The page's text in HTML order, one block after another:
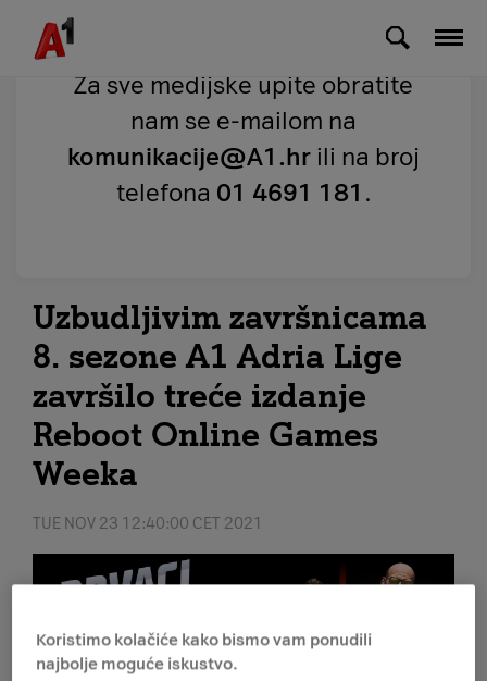
Skip to Main Content
Za sve medijske upite obratite
nam se e-mailom na
komunikacije@A1.hr ili na broj
telefona 01 4691 181 .
Uzbudljivim završnicama
8. sezone A1 Adria Lige
završilo treće izdanje
Reboot Online Games
Weeka
TUE NOV 23 12:40:00 CET 2021
Koristimo kolačiće kako bismo vam ponudili
najbolje moguće iskustvo.